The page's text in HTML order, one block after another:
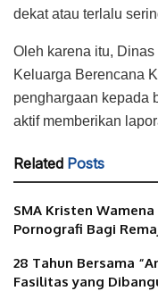
dekat atau terlalu
Oleh karena itu,
Keluarga Berencana
penghargaan kepada
aktif memberikan
Related Posts
SMA Kristen
Pornografi Bagi
28 Tahun Bersama
Fasilitas yang